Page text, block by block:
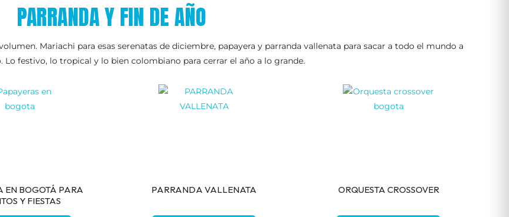
PARRANDA Y FIN DE AÑO
Mariachi para esas serenatas de diciembre, papayera y parranda vallenata para sacar a todo el mundo a
Lo festivo, lo tropical y lo bien colombiano para cerrar el año a lo grande.
EN BOGOTÁ PARA
Y FIESTAS
PARRANDA VALLENATA ORQUESTA CROSSOVER